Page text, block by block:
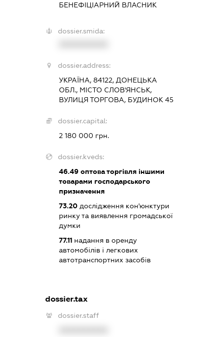
БЕНЕФІЦІАРНИЙ ВЛАСНИК
dossier.smida:
dossier.address:
УКРАЇНА, 84122, ДОНЕЦЬКА
ОБЛ., МІСТО СЛОВ'ЯНСЬК,
ВУЛИЦЯ ТОРГОВА, БУДИНОК 45
dossier.capital:
2 180 000 грн.
dossier.kveds:
46.49оптова торгівля іншими
товарами господарського
призначення
73.20дослідження кон'юнктури
ринку та виявлення громадської
думки
77.11надання в оренду
автомобілів і легкових
автотранспортних засобів
dossier.tax
dossier.staff